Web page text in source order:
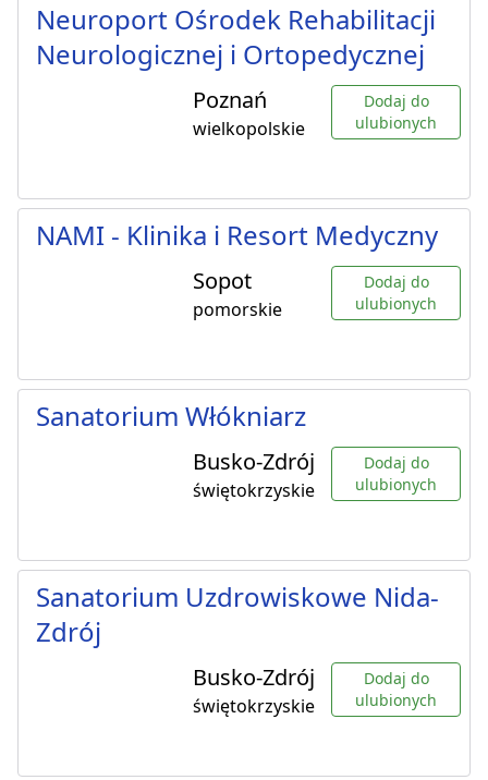
Neuroport Ośrodek Rehabilitacji
Neurologicznej i Ortopedycznej
Poznań
wielkopolskie
Dodaj do
ulubionych
NAMI - Klinika i Resort Medyczny
Sopot
pomorskie
Dodaj do
ulubionych
Sanatorium Włókniarz
Busko-Zdrój
świętokrzyskie
Dodaj do
ulubionych
Sanatorium Uzdrowiskowe Nida-
Zdrój
Busko-Zdrój
świętokrzyskie
Dodaj do
ulubionych